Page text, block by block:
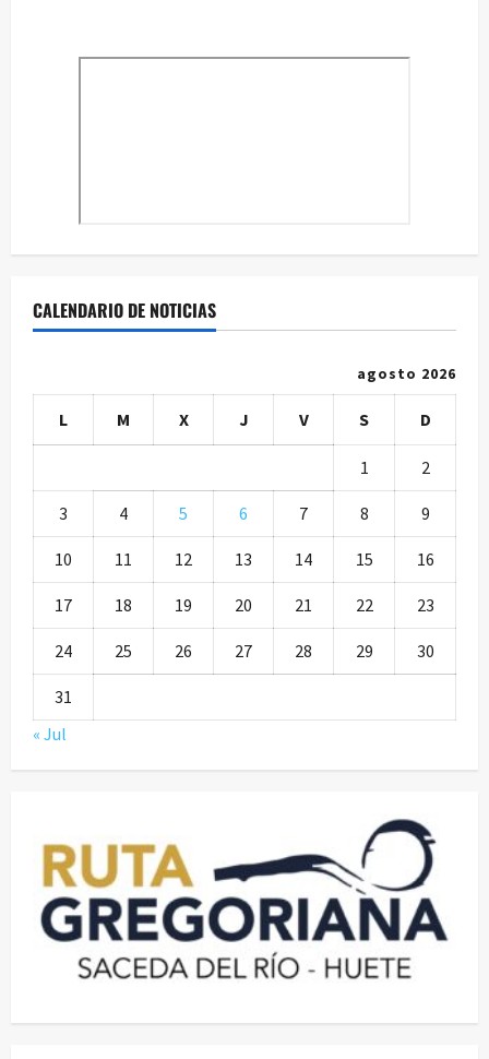
CALENDARIO DE NOTICIAS
agosto 2026
L M X J V S D
1 2
3 4 5 6 7 8 9
10 11 12 13 14 15 16
17 18 19 20 21 22 23
24 25 26 27 28 29 30
31
« Jul